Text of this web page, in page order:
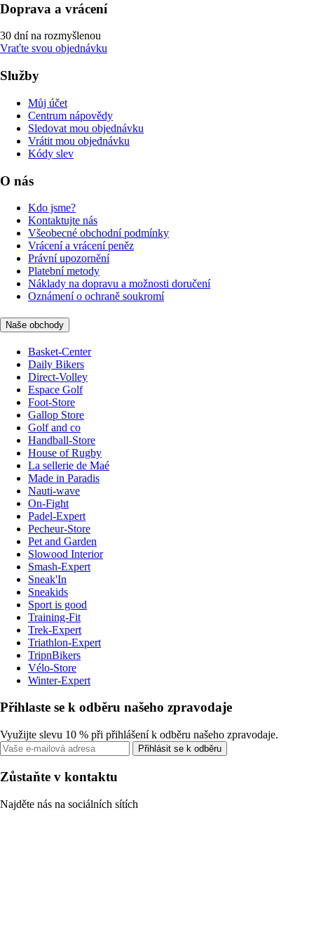
Doprava a vrácení
30 dní na rozmyšlenou
Vraťte svou objednávku
Služby
Můj účet
Centrum nápovědy
Sledovat mou objednávku
Vrátit mou objednávku
Kódy slev
O nás
Kdo jsme?
Kontaktujte nás
Všeobecné obchodní podmínky
Vrácení a vrácení peněz
Právní upozornění
Platební metody
Náklady na dopravu a možnosti doručení
Oznámení o ochraně soukromí
Naše obchody
Basket-Center
Daily Bikers
Direct-Volley
Espace Golf
Foot-Store
Gallop Store
Golf and co
Handball-Store
House of Rugby
La sellerie de Maé
Made in Paradis
Nauti-wave
On-Fight
Padel-Expert
Pecheur-Store
Pet and Garden
Slowood Interior
Smash-Expert
Sneak'In
Sneakids
Sport is good
Training-Fit
Trek-Expert
Triathlon-Expert
TripnBikers
Vélo-Store
Winter-Expert
Přihlaste se k odběru našeho zpravodaje
Využijte slevu 10 % při přihlášení k odběru našeho zpravodaje.
Přihlásit se k odběru
Zůstaňte v kontaktu
Najděte nás na sociálních sítích